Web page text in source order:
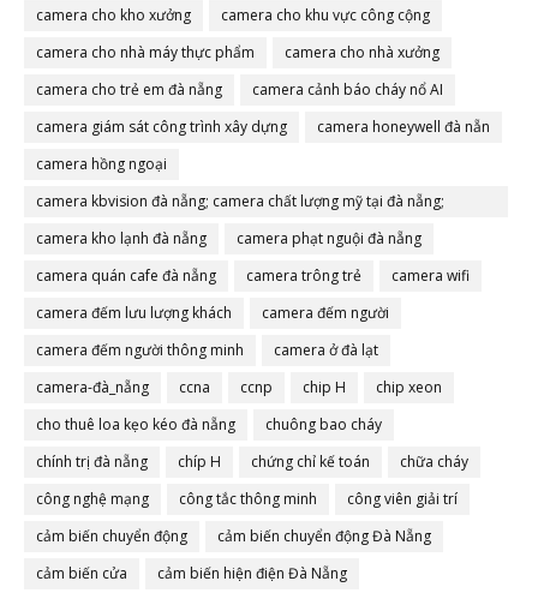
camera cho kho xưởng
camera cho khu vực công cộng
camera cho nhà máy thực phẩm
camera cho nhà xưởng
camera cho trẻ em đà nẵng
camera cảnh báo cháy nổ AI
camera giám sát công trình xây dựng
camera honeywell đà nẵn
camera hồng ngoại
camera kbvision đà nẵng; camera chất lượng mỹ tại đà nẵng;
camera đà nẵng
camera kho lạnh đà nẵng
camera phạt nguội đà nẵng
camera quán cafe đà nẵng
camera trông trẻ
camera wifi
camera đếm lưu lượng khách
camera đếm người
camera đếm người thông minh
camera ở đà lạt
camera-đà_nẵng
ccna ccnp chip H
chip xeon
cho thuê loa kẹo kéo đà nẵng
chuông bao cháy
chính trị đà nẵng
chíp H chứng chỉ kế toán
chữa cháy
công nghệ mạng
công tắc thông minh
công viên giải trí
cảm biến chuyển động
cảm biến chuyển động Đà Nẵng
cảm biến cửa
cảm biến hiện điện Đà Nẵng